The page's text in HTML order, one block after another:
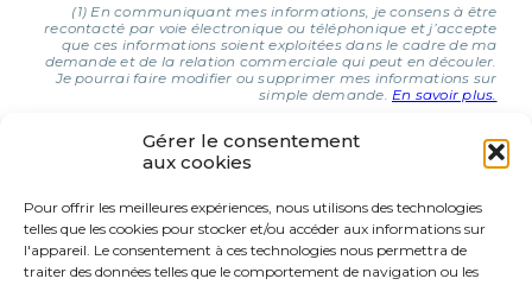
Gérer le consentement
aux cookies
Pour offrir les meilleures expériences, nous utilisons des technologies
telles que les cookies pour stocker et/ou accéder aux informations sur
l'appareil. Le consentement à ces technologies nous permettra de
traiter des données telles que le comportement de navigation ou les
(1) En communiquant mes informations, je consens à être
recontacté par voie électronique ou téléphonique et j’accepte
que ces informations soient exploitées dans le cadre de ma
demande et de la relation commerciale qui peut en découler.
Je pourrai faire modifier ou supprimer mes informations sur
simple demande. En savoir plus.
J'AI COMPRIS ET J'ACCEPTE (1)
9 Rue d’Italie
68310 Wittelsheim